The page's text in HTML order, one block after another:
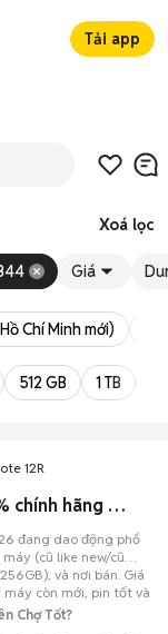
Tải app
Xoá lọc
Giá
Chí Minh mới)
512 GB 1 TB
12R
14 Xiaomi Redmi Note 12R cũ đẹp 99% chính hãng giá rẻ đang bán 08/2026
đang dao động phổ
(cũ like new/cũ
và nơi bán. Giá
máy còn mới, pin tốt và
Chợ Tốt?